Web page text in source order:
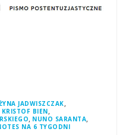
JADWISZCZAK,
KRISTOF BIEN,
, NUNO SARANTA,
NA 6 TYGODNI